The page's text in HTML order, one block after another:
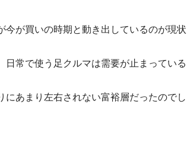
が買いの時期と動き出しているのが現状
常で使う足クルマは需要が止まっている
あまり左右されない富裕層だったのでし